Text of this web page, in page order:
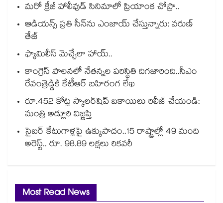
మరో క్రేజీ హాలీవుడ్‌‌ సినిమాలో ప్రియాంక చోప్రా..
ఆడియన్స్‌‌ ప్రతి సీన్⁭ను ఎంజాయ్ చేస్తున్నారు: వరుణ్
తేజ్
ఫ్యామిలీస్‌‌ మెచ్చేలా హాయ్..
కాంగ్రెస్ పాలనలో నేతన్నల పరిస్థితి దిగజారింది..సీఎం
రేవంత్రెడ్డికి కేటీఆర్ బహిరంగ లేఖ
రూ.452 కోట్ల స్కాలర్‌‌షిప్ బకాయిలు రిలీజ్ చేయండి:
మంత్రి అడ్లూరి విజ్ణప్తి
సైబర్ కేటుగాళ్లపై ఉక్కుపాదం..15 రాష్ట్రాల్లో 49 మంది
అరెస్ట్.. రూ. 98.89 లక్షలు రికవరీ
Most Read News